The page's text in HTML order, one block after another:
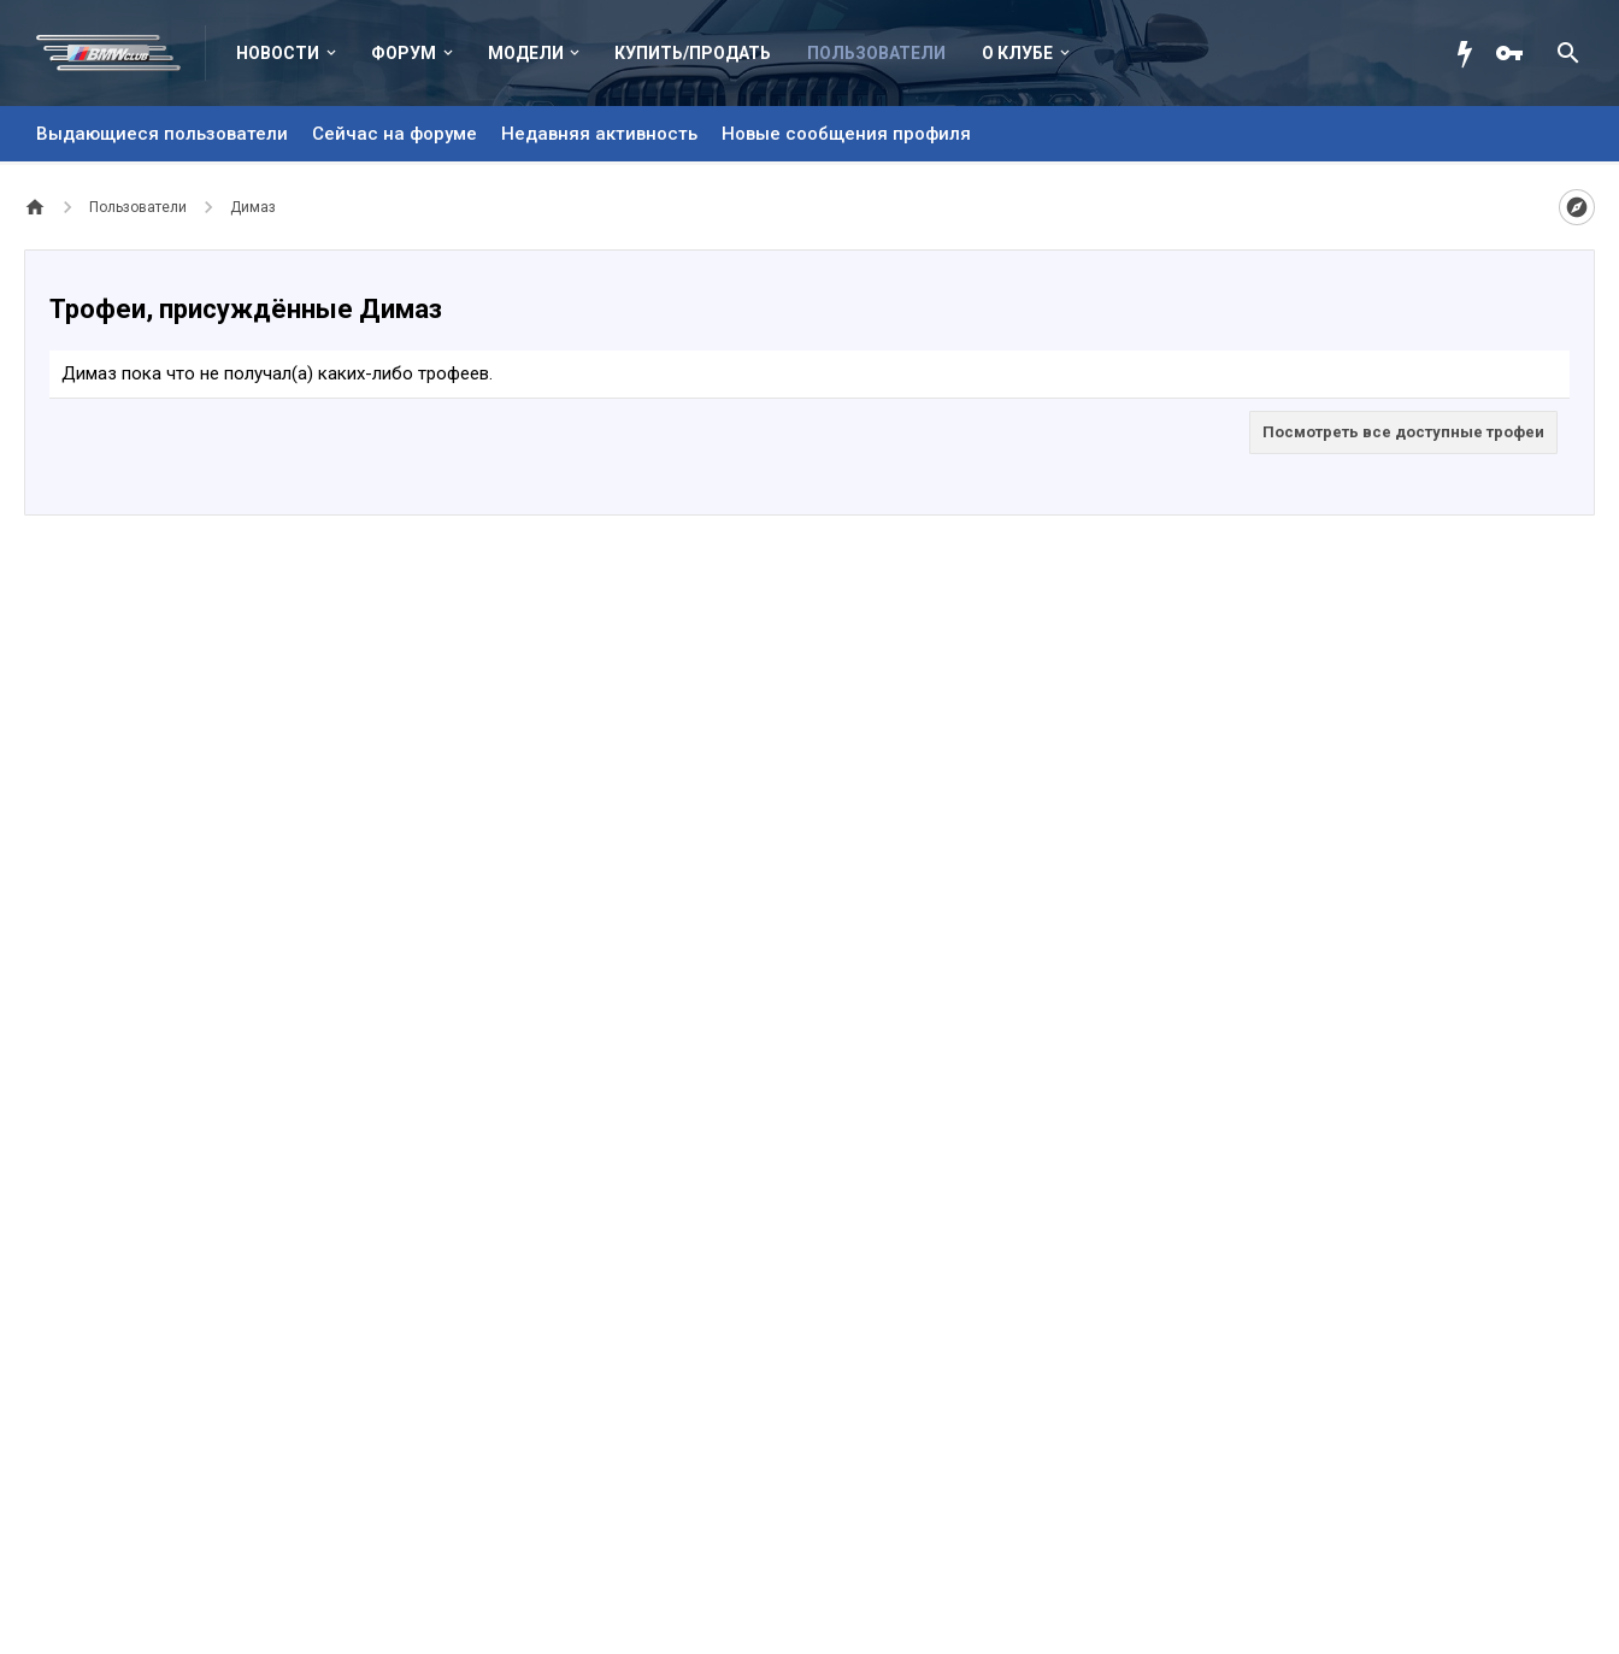
НОВОСТИ ФОРУМ МОДЕЛИ КУПИТЬ/ПРОДАТЬ ПОЛЬЗОВАТЕЛИ
Выдающиеся пользователи Сейчас на форуме Недавняя активность Новые сообщения профиля
О КЛУБЕ
Пользователи Димаз
Трофеи, присуждённые Димаз
Димаз пока что не получал(а) каких-либо трофеев.
Посмотреть все доступные трофеи